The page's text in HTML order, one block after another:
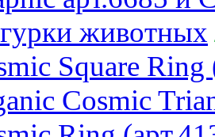
животных
Square Ring
Cosmic